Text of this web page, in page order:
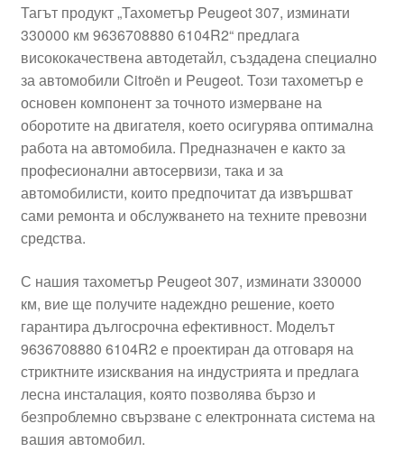
Количка
Контакт
Моята сметка
Плащанията
Политика за поверителност
Правила и условия
Процедура за рекламации
Разгледайте
Транспорт
Тагът продукт „Тахометър Peugeot 307, изминати
330000 км 9636708880 6104R2“ предлага
висококачествена автодетайл, създадена специално
за автомобили Citroën и Peugeot. Този тахометър е
основен компонент за точното измерване на
оборотите на двигателя, което осигурява оптимална
работа на автомобила. Предназначен е както за
професионални автосервизи, така и за
автомобилисти, които предпочитат да извършват
сами ремонта и обслужването на техните превозни
средства.
С нашия тахометър Peugeot 307, изминати 330000
км, вие ще получите надеждно решение, което
гарантира дългосрочна ефективност. Моделът
9636708880 6104R2 е проектиран да отговаря на
стриктните изисквания на индустрията и предлага
лесна инсталация, която позволява бързо и
безпроблемно свързване с електронната система на
вашия автомобил.